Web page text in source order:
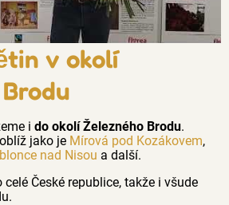
v okolí
i do okolí Železného Brodu.
jako je Mírová pod Kozákovem,
nad Nisou a další.
České republice, takže i všude